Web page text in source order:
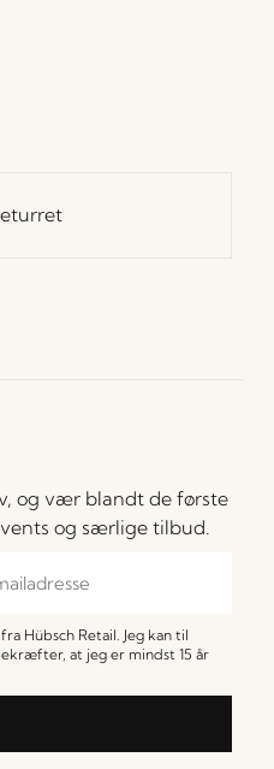
og vær blandt de første
og særlige tilbud.
Hübsch Retail. Jeg kan til
at jeg er mindst 15 år